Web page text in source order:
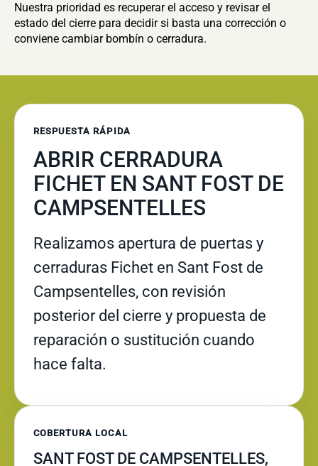
Nuestra prioridad es recuperar el acceso y revisar el
estado del cierre para decidir si basta una corrección o
conviene cambiar bombín o cerradura.
RESPUESTA RÁPIDA
ABRIR CERRADURA
FICHET EN SANT FOST DE
CAMPSENTELLES
Realizamos apertura de puertas y
cerraduras Fichet en Sant Fost de
Campsentelles, con revisión
posterior del cierre y propuesta de
reparación o sustitución cuando
hace falta.
COBERTURA LOCAL
SANT FOST DE CAMPSENTELLES,